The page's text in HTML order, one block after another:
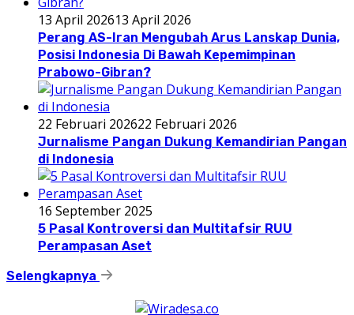
13 April 202613 April 2026
Perang AS-Iran Mengubah Arus Lanskap Dunia,
Posisi Indonesia Di Bawah Kepemimpinan
Prabowo-Gibran?
22 Februari 202622 Februari 2026
Jurnalisme Pangan Dukung Kemandirian Pangan
di Indonesia
16 September 2025
5 Pasal Kontroversi dan Multitafsir RUU
Perampasan Aset
Selengkapnya